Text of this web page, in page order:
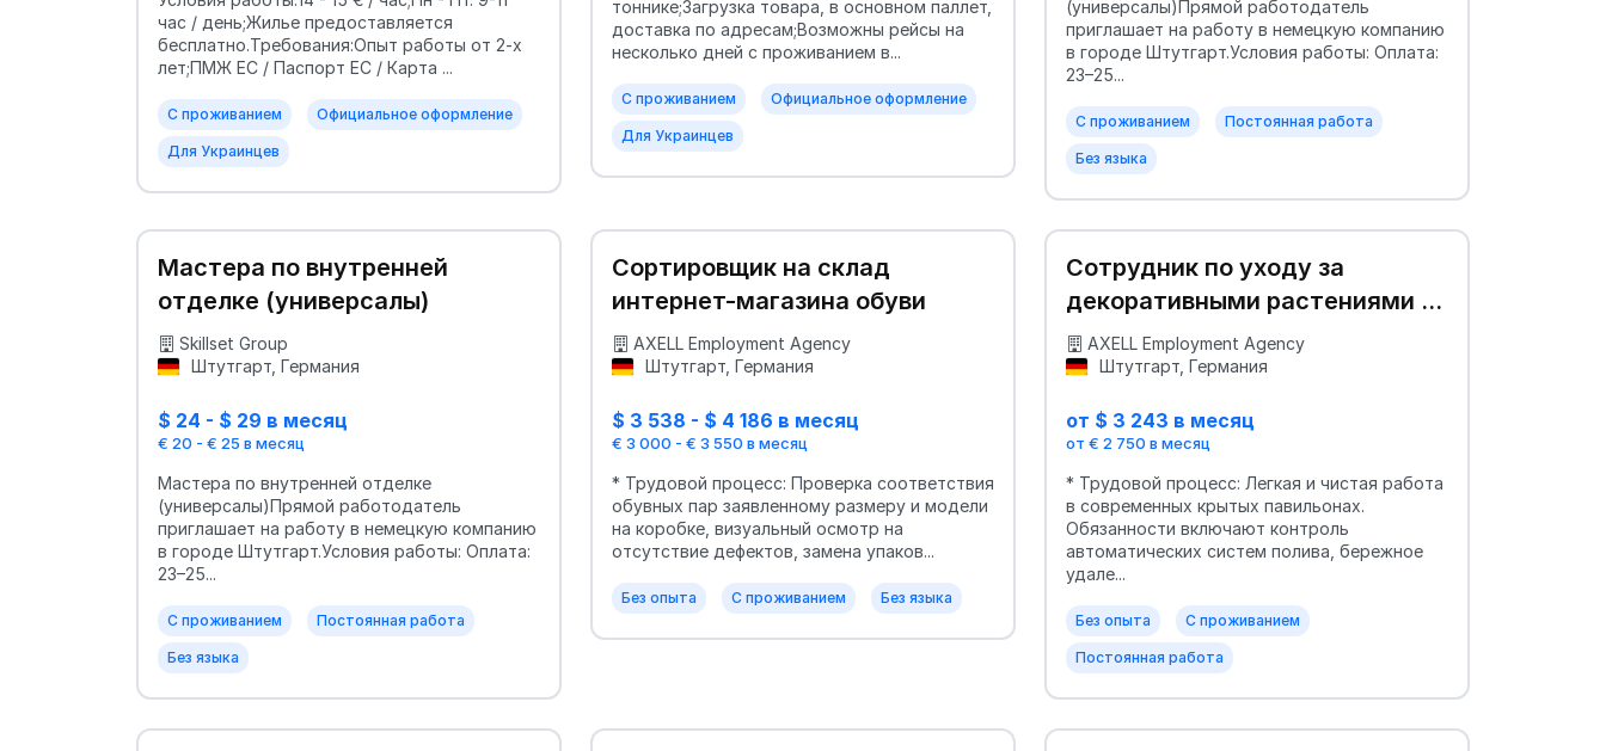
час / день;Жилье предоставляется
бесплатно.Требования:Опыт работы от 2-х
лет;ПМЖ ЕС / Паспорт ЕС / Карта ...
С проживанием Официальное оформление
Для Украинцев
тоннике;Загрузка товара, в основном паллет,
доставка по адресам;Возможны рейсы на
несколько дней с проживанием в...
С проживанием Официальное оформление
Для Украинцев
(универсалы)Прямой работодатель
приглашает на работу в немецкую компанию
в городе Штутгарт.Условия работы: Оплата:
23–25...
С проживанием Постоянная работа
Без языка
Мастера по внутренней
отделке (универсалы)
Skillset Group
Штутгарт, Германия
$ 24 - $ 29 в месяц
€ 20 - € 25 в месяц
Мастера по внутренней отделке
(универсалы)Прямой работодатель
приглашает на работу в немецкую компанию
в городе Штутгарт.Условия работы: Оплата:
23–25...
С проживанием Постоянная работа
Без языка
Сортировщик на склад
интернет-магазина обуви
AXELL Employment Agency
Штутгарт, Германия
$ 3 538 - $ 4 186 в месяц
€ 3 000 - € 3 550 в месяц
* Трудовой процесс: Проверка соответствия
обувных пар заявленному размеру и модели
на коробке, визуальный осмотр на
отсутствие дефектов, замена упаков...
Без опыта С проживанием Без языка
Сотрудник по уходу за
декоративными растениями и
цветами в эко-оранжерею
AXELL Employment Agency
Штутгарт, Германия
от $ 3 243 в месяц
от € 2 750 в месяц
* Трудовой процесс: Легкая и чистая работа
в современных крытых павильонах.
Обязанности включают контроль
автоматических систем полива, бережное
удале...
Без опыта С проживанием
Постоянная работа